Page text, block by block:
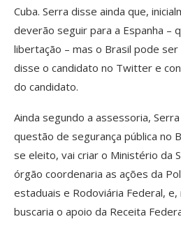
Cuba. Serra disse ainda que,
deverão seguir para a Espanha –
libertação – mas o Brasil pode
disse o candidato no Twitter e
do candidato.
Ainda segundo a assessoria,
questão de segurança pública no
se eleito, vai criar o Ministério da
órgão coordenaria as ações da
estaduais e Rodoviária Federal,
buscaria o apoio da Receita